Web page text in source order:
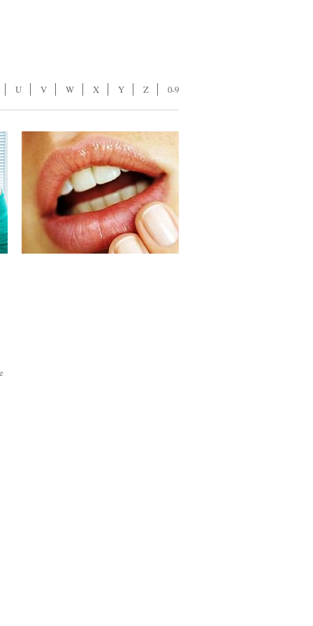
U V W X Y Z 0-9